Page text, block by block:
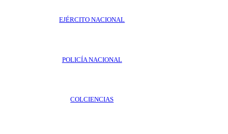
EJÉRCITO NACIONAL
POLICÍA NACIONAL
COLCIENCIAS